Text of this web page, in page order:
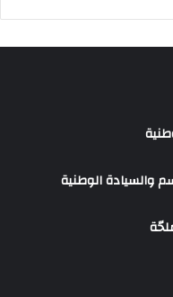
والسيادة الوطنية